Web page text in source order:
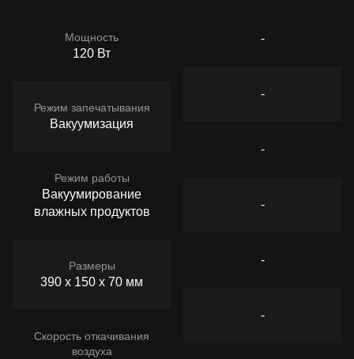
Мощность
120 Вт
Режим запечатывания
Вакуумизация
Режим работы
Вакуумирование
влажных продуктов
Размеры
390 х 150 х 70 мм
Скорость откачивания
воздуха
-
-
-
-
-
-